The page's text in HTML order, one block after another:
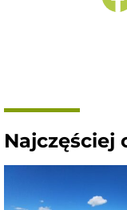
Najczęściej